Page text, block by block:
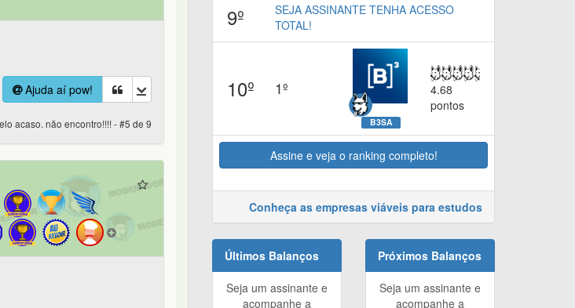
Ajuda aí pow!
acaso. não encontro!!!! - #5 de 9
9º
SEJA ASSINANTE TENHA ACESSO
TOTAL!
10º 1º
B3SA
4.68
pontos
Assine e veja o ranking completo!
Conheça as empresas viáveis para estudos
Últimos Balanços
Seja um assinante e
acompanhe a
Próximos Balanços
Seja um assinante e
acompanhe a